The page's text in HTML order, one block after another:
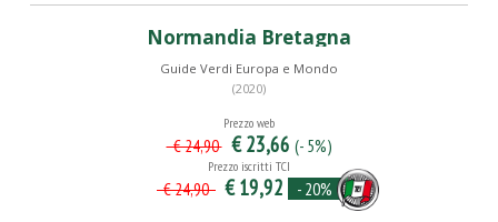
Normandia Bretagna
Guide Verdi Europa e Mondo
(2020)
Prezzo web
€ 24,90 € 23,66 (- 5%)
Prezzo iscritti TCI
€ 24,90 € 19,92 - 20%